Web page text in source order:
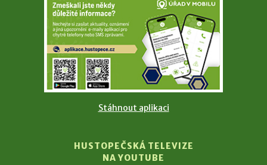
Stáhnout aplikaci
HUSTOPEČSKÁ TELEVIZE
NA YOUTUBE